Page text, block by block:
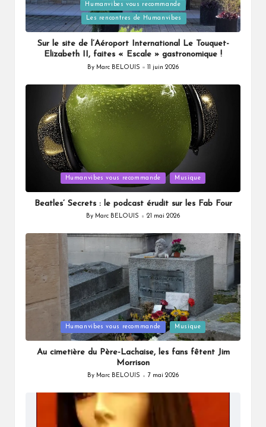
Posted
in
Humanvibes vous recommande
Les rencontres de Humanvibes
Sur le site de l’Aéroport International Le Touquet-
Elizabeth II, faites « Escale » gastronomique !
Posted
By Marc BELOUIS 11 juin 2026
in
Humanvibes vous recommande Musique
Beatles’ Secrets : le podcast érudit sur les Fab Four
Posted
By Marc BELOUIS 21 mai 2026
in
Humanvibes vous recommande Musique
Au cimetière du Père-Lachaise, les fans fêtent Jim
Morrison
Posted
By Marc BELOUIS 7 mai 2026